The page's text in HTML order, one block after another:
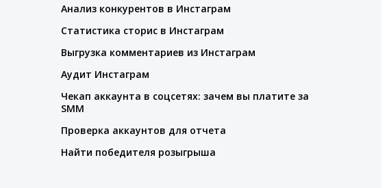
Анализ конкурентов в Инстаграм
Статистика сторис в Инстаграм
Выгрузка комментариев из Инстаграм
Аудит Инстаграм
Чекап аккаунта в соцсетях: зачем вы платите за
SMM
Проверка аккаунтов для отчета
Найти победителя розыгрыша